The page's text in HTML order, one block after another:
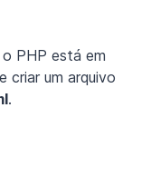
o PHP está em
criar um arquivo
.